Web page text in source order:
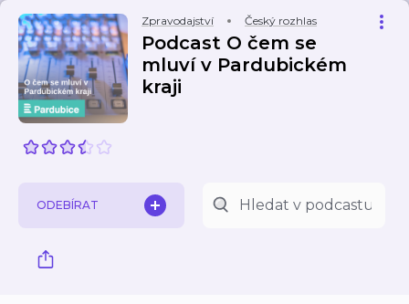
Zpravodajství Český rozhlas
Podcast O čem se
mluví v Pardubickém
kraji
ODEBÍRAT